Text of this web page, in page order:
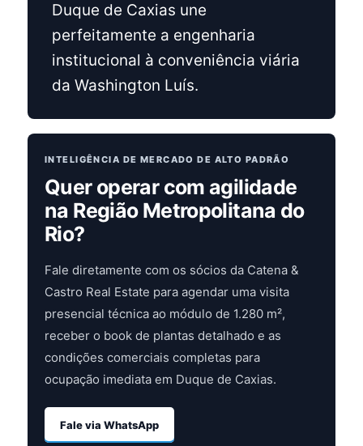
Duque de Caxias une
perfeitamente a engenharia
institucional à conveniência viária
da Washington Luís.
INTELIGÊNCIA DE MERCADO DE ALTO PADRÃO
Quer operar com agilidade
na Região Metropolitana do
Rio?
Fale diretamente com os sócios da Catena &
Castro Real Estate para agendar uma visita
presencial técnica ao módulo de 1.280 m²,
receber o book de plantas detalhado e as
condições comerciais completas para
ocupação imediata em Duque de Caxias.
Fale via WhatsApp